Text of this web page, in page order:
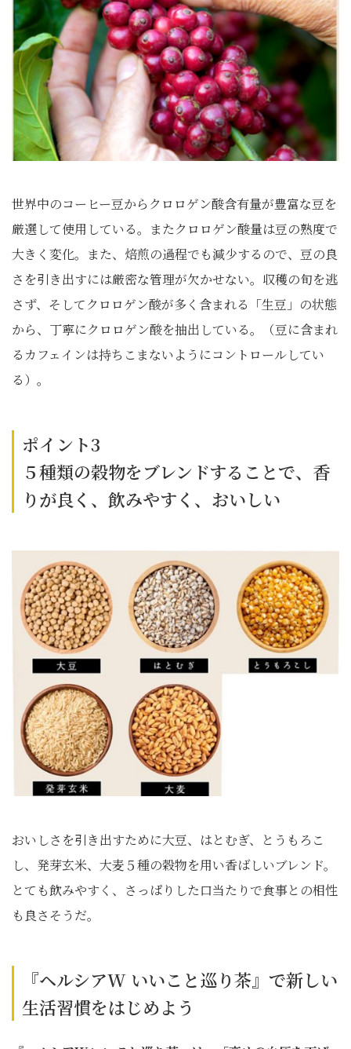
世界中のコーヒー豆からクロロゲン酸含有量が豊富な豆を
厳選して使用している。またクロロゲン酸量は豆の熟度で
大きく変化。また、焙煎の過程でも減少するので、豆の良
さを引き出すには厳密な管理が欠かせない。収穫の旬を逃
さず、そしてクロロゲン酸が多く含まれる「生豆」の状態
から、丁寧にクロロゲン酸を抽出している。（豆に含まれ
るカフェインは持ちこまないようにコントロールしてい
る）。
ポイント3
５種類の穀物をブレンドすることで、香
りが良く、飲みやすく、おいしい
おいしさを引き出すために大豆、はとむぎ、とうもろこ
し、発芽玄米、大麦５種の穀物を用い香ばしいブレンド。
とても飲みやすく、さっぱりした口当たりで食事との相性
も良さそうだ。
『ヘルシアW いいこと巡り茶』で新しい
生活習慣をはじめよう